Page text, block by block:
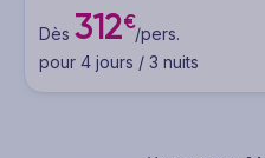
Dès 312€/pers.
pour 4 jours / 3 nuits